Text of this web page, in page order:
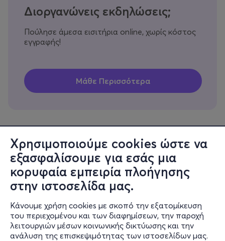
Χρησιμοποιούμε cookies ώστε να
εξασφαλίσουμε για εσάς μια
κορυφαία εμπειρία πλοήγησης
στην ιστοσελίδα μας.
Κάνουμε χρήση cookies με σκοπό την εξατομίκευση
του περιεχομένου και των διαφημίσεων, την παροχή
λειτουργιών μέσων κοινωνικής δικτύωσης και την
ανάλυση της επισκεψιμότητας των ιστοσελίδων μας.
Διοργανώνεις εκδηλώσεις;
Πούλησε άμεσα εισιτήρια online, χωρίς κόστος
εγγραφής!
Πληροφορίες
Υποστήριξη
Stay Connected